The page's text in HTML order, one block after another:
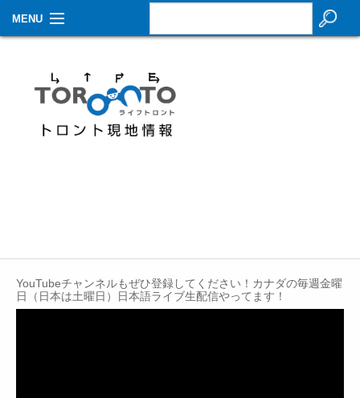
MENU
生活情報
その他
YouTubeチャンネルもぜひ登録してください！カナダの毎週金曜
日（日本は土曜日）日本語ライブ生配信やってます！